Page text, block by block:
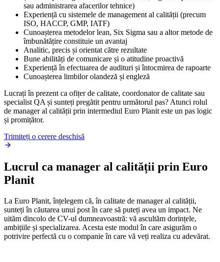
sau administrarea afacerilor tehnice)
Experiență cu sistemele de management al calității (precum
ISO, HACCP, GMP, IATF)
Cunoașterea metodelor lean, Six Sigma sau a altor metode de
îmbunătățire constituie un avantaj
Analitic, precis și orientat către rezultate
Bune abilități de comunicare și o atitudine proactivă
Experiență în efectuarea de audituri și întocmirea de rapoarte
Cunoașterea limbilor olandeză și engleză
Lucrați în prezent ca ofițer de calitate, coordonator de calitate sau
specialist QA și sunteți pregătit pentru următorul pas? Atunci rolul
de manager al calității prin intermediul Euro Planit este un pas logic
și promițător.
Trimiteți o cerere deschisă
Lucrul ca manager al calității prin Euro
Planit
La Euro Planit, înțelegem că, în calitate de manager al calității,
sunteți în căutarea unui post în care să puteți avea un impact. Ne
uităm dincolo de CV-ul dumneavoastră: vă ascultăm dorințele,
ambițiile și specializarea. Acesta este modul în care asigurăm o
potrivire perfectă cu o companie în care vă veți realiza cu adevărat.